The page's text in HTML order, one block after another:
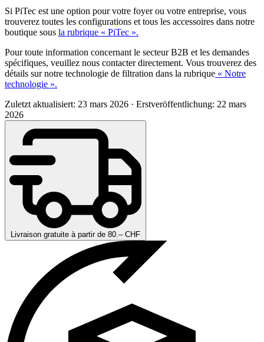
Si PiTec est une option pour votre foyer ou votre entreprise, vous
trouverez toutes les configurations et tous les accessoires dans notre
boutique sous la rubrique « PiTec ».
Pour toute information concernant le secteur B2B et les demandes
spécifiques, veuillez nous contacter directement. Vous trouverez des
détails sur notre technologie de filtration dans la rubrique « Notre
technologie ».
Zuletzt aktualisiert: 23 mars 2026 · Erstveröffentlichung: 22 mars
2026
Livraison gratuite à partir de 80.– CHF